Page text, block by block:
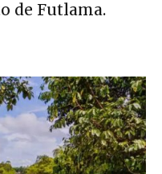
de Futlama.